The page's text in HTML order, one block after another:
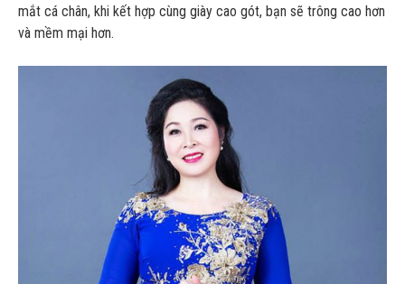
mắt cá chân, khi kết hợp cùng giày cao gót, bạn sẽ trông cao hơn
và mềm mại hơn.